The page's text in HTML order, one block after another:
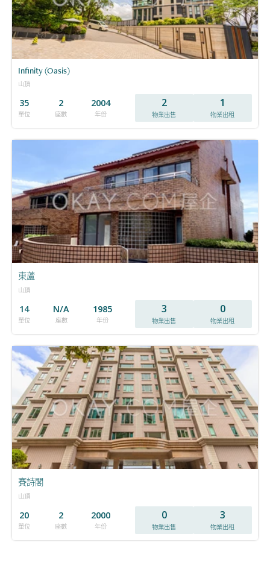
Infinity (Oasis)
山頂
35
單位
2
座數
2004
年份
2
物業出售
1
物業出租
東蘆
山頂
14
單位
N/A
座數
1985
年份
3
物業出售
0
物業出租
賽詩閣
山頂
20
單位
2
座數
2000
年份
0
物業出售
3
物業出租